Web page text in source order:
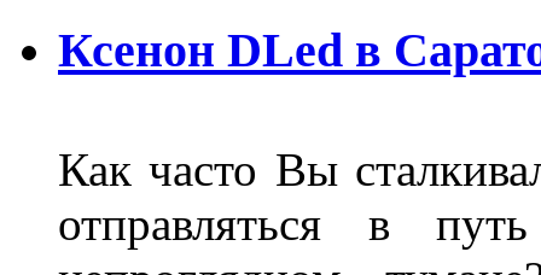
Ксенон DLed в
Как часто Вы
отправляться в